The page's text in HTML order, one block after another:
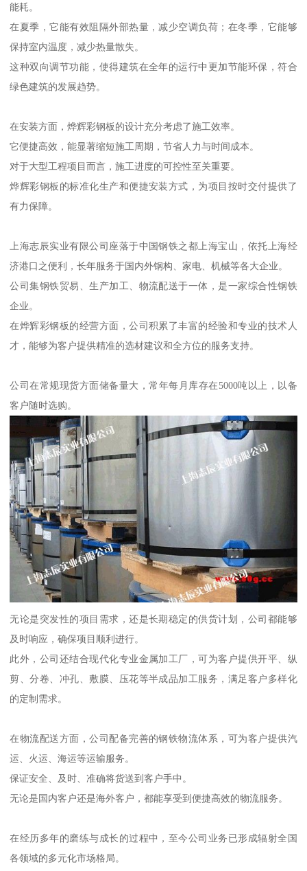
能耗。
在夏季，它能有效阻隔外部热量，减少空调负荷；在冬季，它能够
保持室内温度，减少热量散失。
这种双向调节功能，使得建筑在全年的运行中更加节能环保，符合
绿色建筑的发展趋势。
在安装方面，烨辉彩钢板的设计充分考虑了施工效率。
它便捷高效，能显著缩短施工周期，节省人力与时间成本。
对于大型工程项目而言，施工进度的可控性至关重要。
烨辉彩钢板的标准化生产和便捷安装方式，为项目按时交付提供了
有力保障。
上海志辰实业有限公司座落于中国钢铁之都上海宝山，依托上海经
济港口之便利，长年服务于国内外钢构、家电、机械等各大企业。
公司集钢铁贸易、生产加工、物流配送于一体，是一家综合性钢铁
企业。
在烨辉彩钢板的经营方面，公司积累了丰富的经验和专业的技术人
才，能够为客户提供精准的选材建议和全方位的服务支持。
公司在常规现货方面储备量大，常年每月库存在5000吨以上，以备
客户随时选购。
无论是突发性的项目需求，还是长期稳定的供货计划，公司都能够
及时响应，确保项目顺利进行。
此外，公司还结合现代化专业金属加工厂，可为客户提供开平、纵
剪、分卷、冲孔、敷膜、压花等半成品加工服务，满足客户多样化
的定制需求。
在物流配送方面，公司配备完善的钢铁物流体系，可为客户提供汽
运、火运、海运等运输服务。
保证安全、及时、准确将货送到客户手中。
无论是国内客户还是海外客户，都能享受到便捷高效的物流服务。
在经历多年的磨练与成长的过程中，至今公司业务已形成辐射全国
各领域的多元化市场格局。